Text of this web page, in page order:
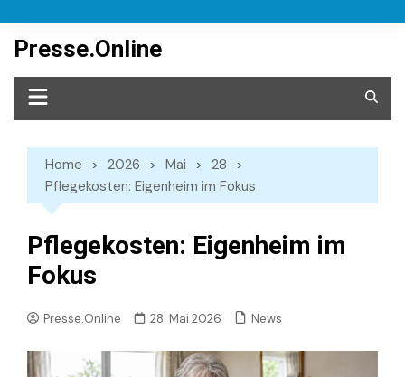
content
Presse.Online
Home 2026 Mai
28
Pflegekosten: Eigenheim im Fokus
Pflegekosten: Eigenheim im
Fokus
Presse.Online 28. Mai 2026 News